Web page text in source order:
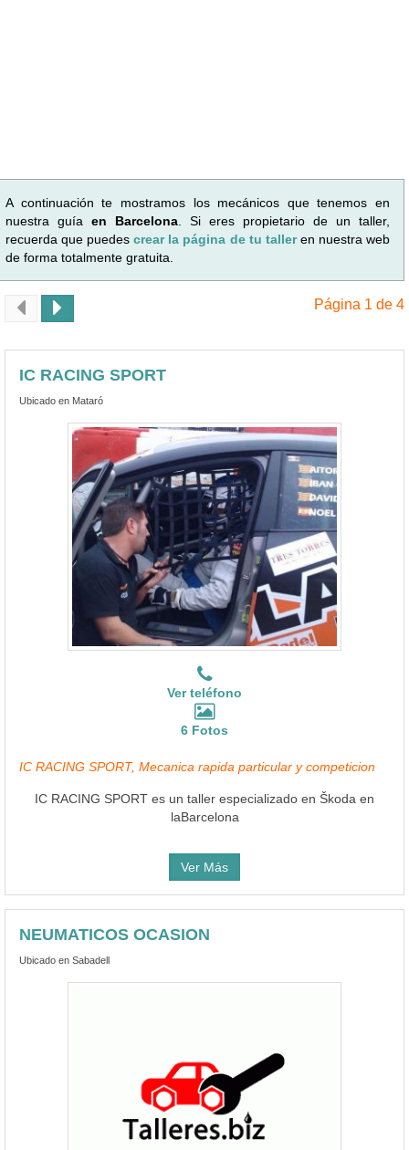
A continuación te mostramos los mecánicos que tenemos en
nuestra guía en Barcelona . Si eres propietario de un taller,
recuerda que puedescrear la página de tu talleren nuestra web
de forma totalmente gratuita.
Página 1 de 4
IC RACING SPORT
Ubicado en Mataró
Ver teléfono
6 Fotos
IC RACING SPORT, Mecanica rapida particular y competicion
IC RACING SPORT es un taller especializado en Škoda en
laBarcelona
Ver Más
NEUMATICOS OCASION
Ubicado en Sabadell